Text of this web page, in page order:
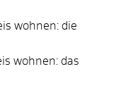
wohnen: die
wohnen: das